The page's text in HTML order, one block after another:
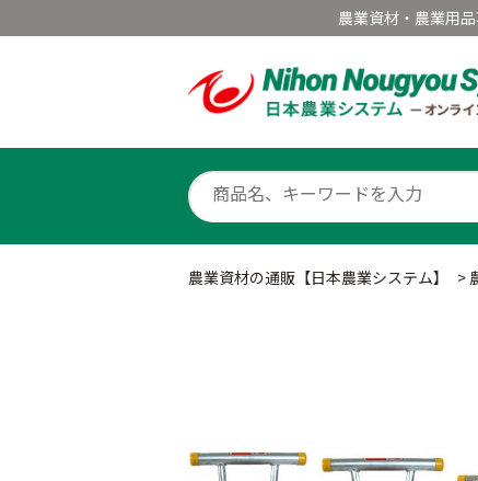
農業資材・農業用
農業資材の通販【日本農業システム】 >